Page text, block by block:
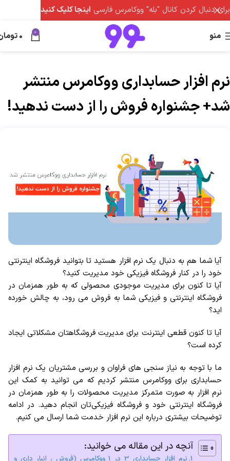
منو 0
0
نرم افزار حسابداری ووکامرس منتشر
شد+ جشنواره فروش را از دست ندهید!
آیا شما هم به دنبال یک نرم افزار هستید تا بتوانید فروشگاه اینترنتی
خود را در کنار فروشگاه فیزیکی خود مدیریت کنید؟
آیا تا کنون برای مدیریت موجودی محصولی که به طور همزمان در
فروشگاه اینترنتی و فیزیکی شما به فروش می رود، به چالش خورده
اید؟
آیا تا کنون قطعی اینترنت برای مدیریت فروشگاهتان مشکلاتی ایجاد
کرده است؟
ما با توجه به نیاز سنجی های فراوان و بررسی مشتریان یک نرم افزار
حسابداری برای ووکامرس منتشر کردیم که می توانید به کمک این
نرم افزار به صورت متمرکز مدیریت محصولات را به طور همزمان در
فروشگاه اینترنتی خود و فروشگاه فیزیکی‌تان انجام دهید. در ادامه
توضیحات بیشتری درباره این نرم افزار خدمت شما ارسال می کنیم.
آنچه در این مقاله می خوانید:
نرم افزار حسابداری 3 در 1 ووکامرس (فروش ، انبار داری و
برای دنبال کردن کانال "بله" ووکامرس فارسی اینجا کلیک کنید